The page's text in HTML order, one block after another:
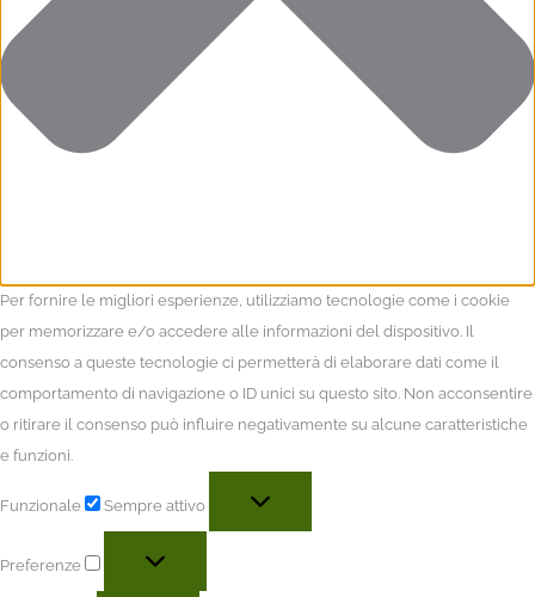
Per fornire le migliori esperienze, utilizziamo tecnologie come i cookie
per memorizzare e/o accedere alle informazioni del dispositivo. Il
consenso a queste tecnologie ci permetterà di elaborare dati come il
comportamento di navigazione o ID unici su questo sito. Non acconsentire
o ritirare il consenso può influire negativamente su alcune caratteristiche
e funzioni.
Funzionale Sempre attivo
Preferenze